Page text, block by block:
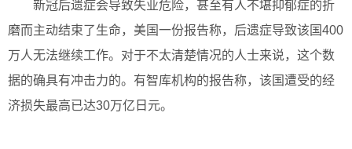
新冠后遗症会导致失业危险，甚至有人不堪抑郁症的折
磨而主动结束了生命，美国一份报告称，后遗症导致该国400
万人无法继续工作。对于不太清楚情况的人士来说，这个数
据的确具有冲击力的。有智库机构的报告称，该国遭受的经
济损失最高已达30万亿日元。